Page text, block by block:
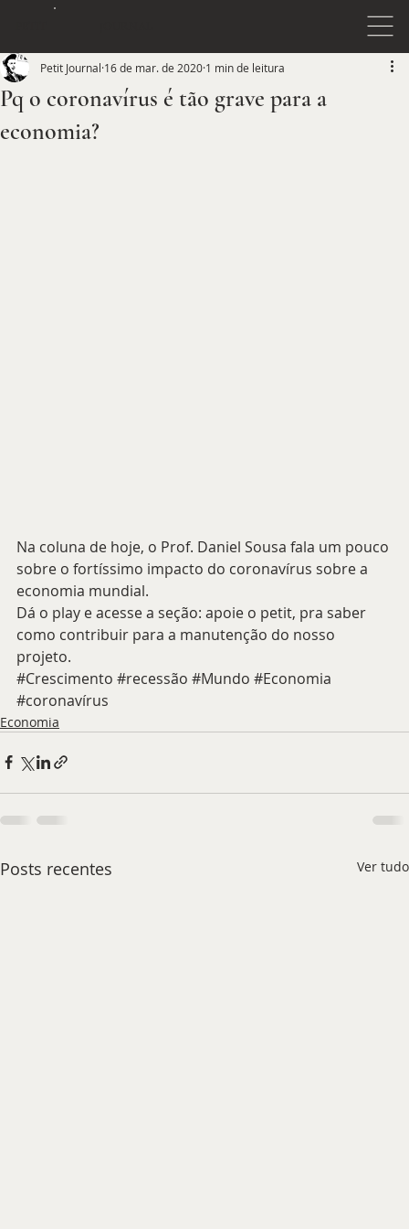
Pq o coronavírus é tão grave para a
economia?
Petit Journal 16 de mar. de 2020 1 min de leitura
Na coluna de hoje, o Prof. Daniel Sousa fala um pouco
sobre o fortíssimo impacto do coronavírus sobre a
economia mundial.
Dá o play e acesse a seção: apoie o petit, pra saber
como contribuir para a manutenção do nosso
projeto.
#Crescimento #recessão #Mundo #Economia
#coronavírus
Economia
Posts recentes Ver tudo